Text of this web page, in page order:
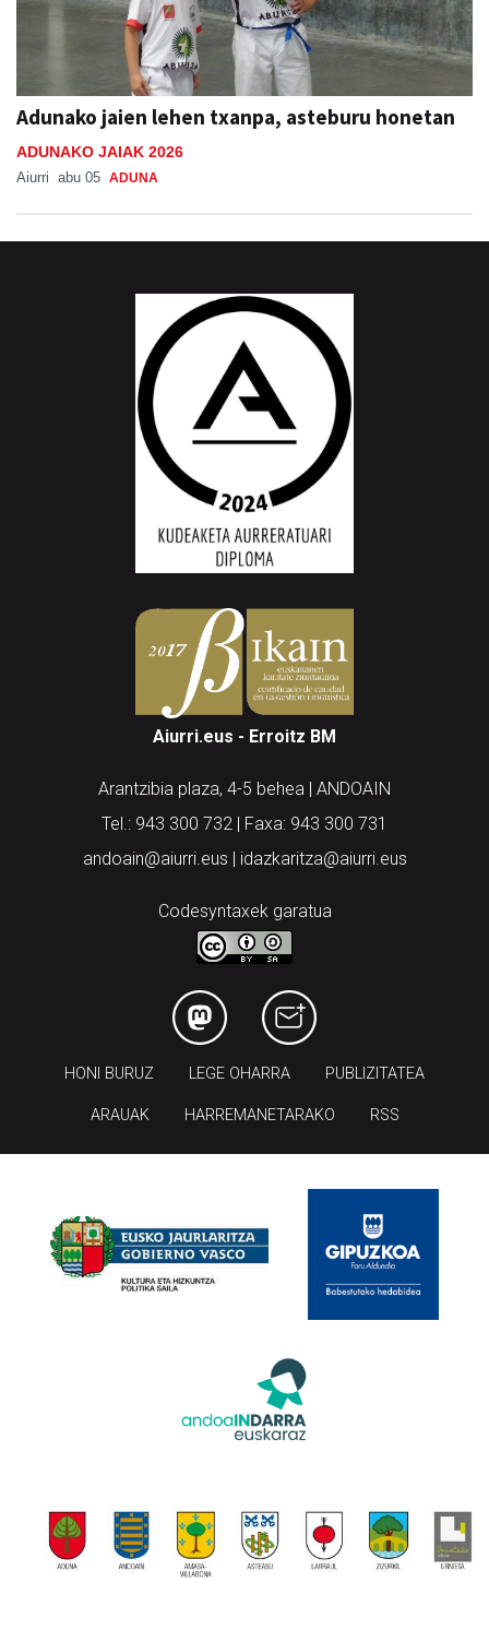
Adunako jaien lehen txanpa, asteburu honetan
ADUNAKO JAIAK 2026
Aiurri abu 05 ADUNA
Aiurri.eus - Erroitz BM
Arantzibia plaza, 4-5 behea | ANDOAIN
Tel.: 943 300 732 | Faxa: 943 300 731
andoain@aiurri.eus | idazkaritza@aiurri.eus
Codesyntaxek garatua
HONI BURUZ LEGE OHARRA PUBLIZITATEA
ARAUAK HARREMANETARAKO RSS